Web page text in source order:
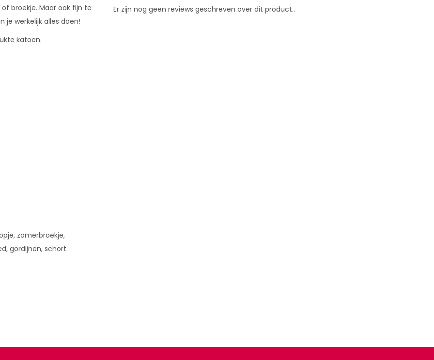
broekje. Maar ook fijn te
je werkelijk alles doen!
katoen.
zomerbroekje,
gordijnen, schort
Er zijn nog geen reviews geschreven over dit product..